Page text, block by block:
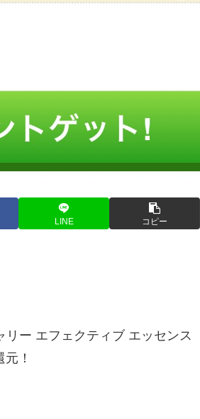
LINE コピー
リー エフェクティブ エッセン
！